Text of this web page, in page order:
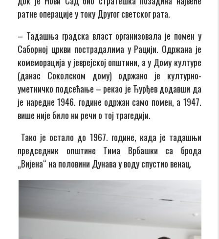
ратне операције у току Другог светског рата.
– Тадашња градска власт организовала је помен у
Саборној цркви пострадалима у Рацији. Одржана је
комеморација у јеврејској општини, а у Дому културе
(данас Соколском дому) одржано је културно-
уметничко подсећање – рекао је Ђурђев додавши да
је наредне 1946. године одржан само помен, а 1947.
више није било ни речи о тој трагедији.
Тако је остало до 1967. године, када је тадашњи
председник општине Тима Врбашки са брода
„Вијена“ на половини Дунава у воду спустио венац.